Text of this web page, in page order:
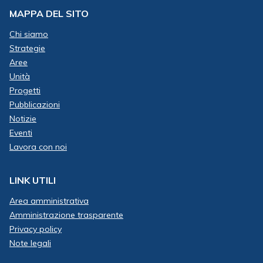
MAPPA DEL SITO
Chi siamo
Strategie
Aree
Unità
Progetti
Pubblicazioni
Notizie
Eventi
Lavora con noi
LINK UTILI
Area amministrativa
Amministrazione trasparente
Privacy policy
Note legali